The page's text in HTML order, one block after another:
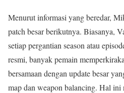
Menurut informasi yang beredar,
patch besar berikutnya. Biasanya,
setiap pergantian season atau
resmi, banyak pemain
bersamaan dengan update besar
map dan weapon balancing. Hal